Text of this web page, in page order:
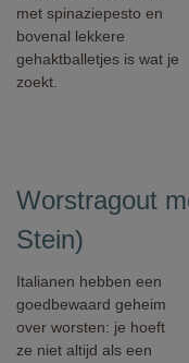
met spinaziepesto en
bovenal lekkere
gehaktballetjes is wat je
zoekt.
Worstragout
Stein)
Italianen hebben een
goedbewaard geheim
over worsten: je hoeft
ze niet altijd als een